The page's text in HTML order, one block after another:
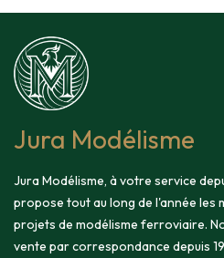
Jura Modélisme
Jura Modélisme, à votre service
propose tout au long de l'année les
projets de modélisme ferroviaire.
vente par correspondance depuis